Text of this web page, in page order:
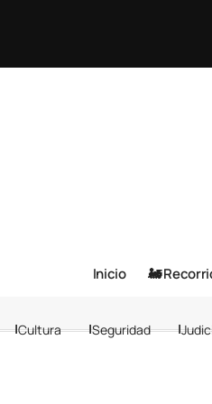
Inicio 🚂
Cultura Seguridad